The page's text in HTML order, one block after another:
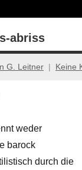
abriss
G. Leitner Keine
weder
barock
durch die